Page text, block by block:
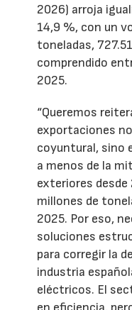
2026) arroja
14,9 %, con un
toneladas,
comprendido
2025.
“Queremos
exportaciones
coyuntural, sino
a menos de la
exteriores desde
millones de
2025. Por eso,
soluciones
para corregir la
industria
eléctricos. El